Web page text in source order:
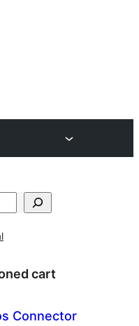
cart
Connector